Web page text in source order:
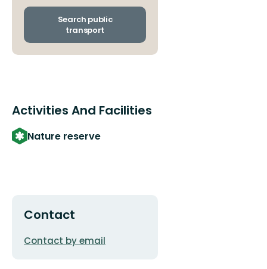
and
Search public
transport
Activities And Facilities
Nature reserve
Contact
Email
Contact by email